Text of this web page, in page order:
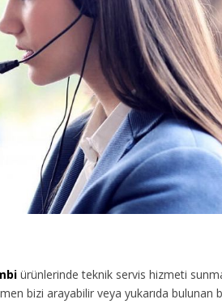
ürünlerinde teknik servis hizmeti
bizi arayabilir veya yukarıda bulunan